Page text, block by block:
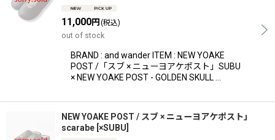
11,000円 (税込)
out of stock
BRAND : and wander ITEM : NEW YOAKE
POST /「スブ × ニューヨアケポスト」SUBU
× NEW YOAKE POST - GOLDEN SKULL …
NEW YOAKE POST / スブ × ニューヨアケポスト」
scarabe ×SUBU